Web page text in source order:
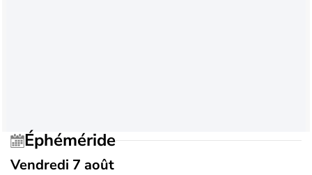
Éphéméride
Vendredi 7 août